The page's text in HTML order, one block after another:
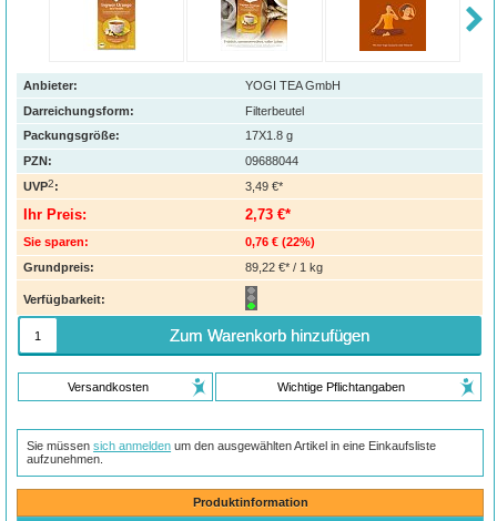
Anbieter:
YOGI TEA GmbH
Darreichungsform:
Filterbeutel
Packungsgröße:
17X1.8 g
PZN:
09688044
UVP2: 3,49 €*
Ihr Preis: 2,73 €*
Sie sparen: 0,76 € (22%)
Grundpreis:
89,22 €* / 1 kg
Verfügbarkeit:
Zum Warenkorb hinzufügen
Versandkosten Wichtige Pflichtangaben
Sie müssensich anmelden um den ausgewählten Artikel in eine Einkaufsliste
aufzunehmen.
Produktinformation